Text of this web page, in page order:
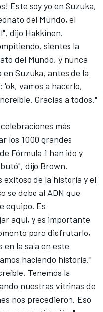
Este soy yo en Suzuka,
del Mundo, el
dijo Hakkinen.
sientes la
del Mundo, y nunca
en Suzuka, antes de la
vamos a hacerlo,
Gracias a todos."
más
los 1000 grandes
Fórmula 1 han ido y
dijo Brown.
exitoso de la historia y el
se debe al ADN que
equipo. Es
aquí, y es importante
para disfrutarlo,
en la sala en este
haciendo historia."
Tenemos la
nuestras vitrinas de
nos precedieron. Eso